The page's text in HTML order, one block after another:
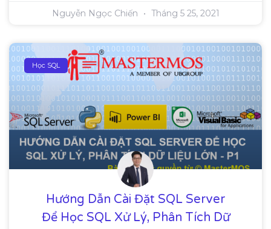
Nguyễn Ngọc Chiến Tháng 5 25, 2021
Học SQL
Hướng Dẫn Cài Đặt SQL Server
Để Học SQL Xử Lý, Phân Tích Dữ